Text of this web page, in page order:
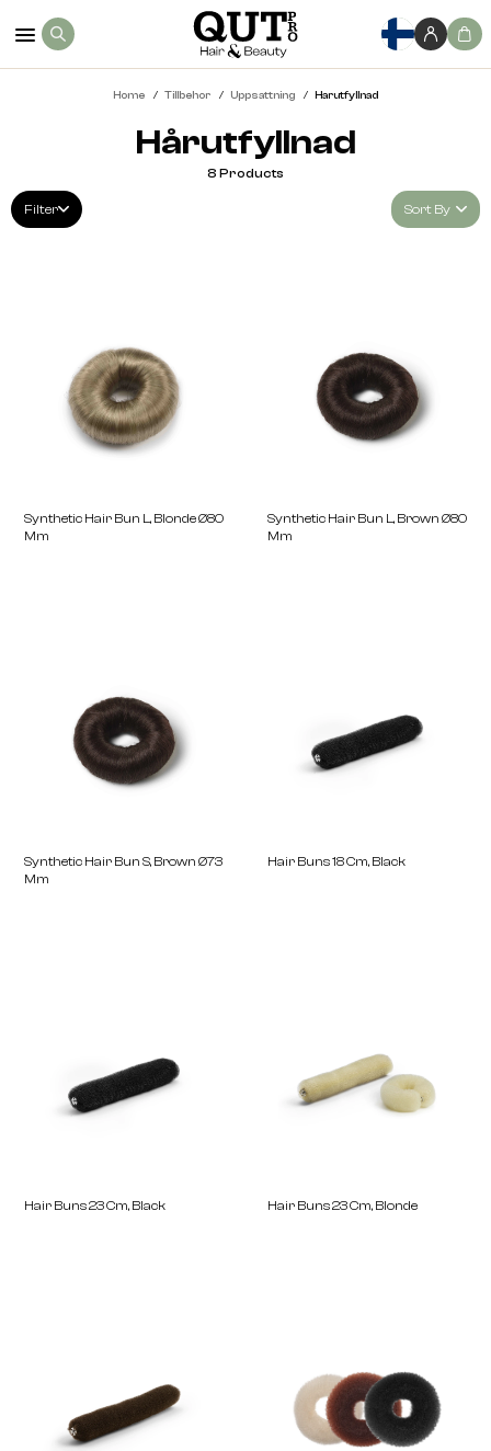
Home Tillbehor Uppsattning Harutfyllnad
Hårutfyllnad
Filter
8 Products
Sort By
Hair Buns 23 Cm, Black Hair Buns 23 Cm, Blonde